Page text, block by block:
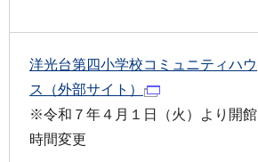
洋光台第四小学校コミュニティハウ
ス（外部サイト）
※令和７年４月１日（火）より開館
時間変更